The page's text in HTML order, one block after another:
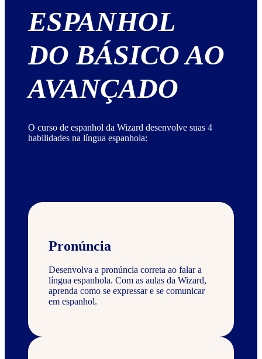
ESPANHOL
DO BÁSICO AO
AVANÇADO
O curso de espanhol da Wizard desenvolve suas 4
habilidades na língua espanhola:
Pronúncia
Desenvolva a pronúncia correta ao falar a
língua espanhola. Com as aulas da Wizard,
aprenda como se expressar e se comunicar
em espanhol.